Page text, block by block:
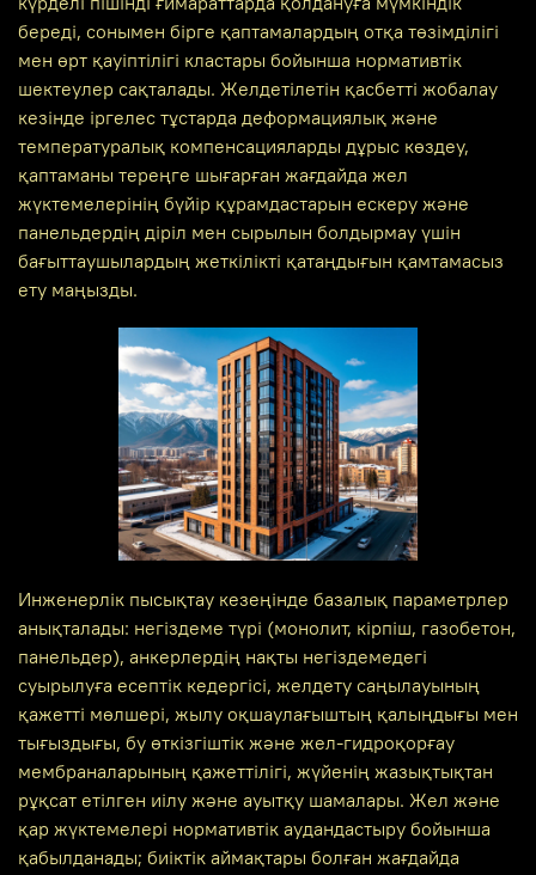
береді, сонымен бірге қаптамалардың отқа төзімділігі
мен өрт қауіптілігі кластары бойынша нормативтік
шектеулер сақталады. Желдетілетін қасбетті жобалау
кезінде іргелес тұстарда деформациялық және
температуралық компенсацияларды дұрыс көздеу,
қаптаманы тереңге шығарған жағдайда жел
жүктемелерінің бүйір құрамдастарын ескеру және
панельдердің діріл мен сырылын болдырмау үшін
бағыттаушылардың жеткілікті қатаңдығын қамтамасыз
ету маңызды.
Инженерлік пысықтау кезеңінде базалық параметрлер
анықталады: негіздеме түрі (монолит, кірпіш, газобетон,
панельдер), анкерлердің нақты негіздемедегі
суырылуға есептік кедергісі, желдету саңылауының
қажетті мөлшері, жылу оқшаулағыштың қалыңдығы мен
тығыздығы, бу өткізгіштік және жел-гидроқорғау
мембраналарының қажеттілігі, жүйенің жазықтықтан
рұқсат етілген иілу және ауытқу шамалары. Жел және
қар жүктемелері нормативтік аудандастыру бойынша
қабылданады; биіктік аймақтары болған жағдайда